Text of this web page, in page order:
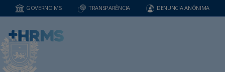
GOVERNO MS TRANSPARÊNCIA DENUNCIA ANÔNIMA